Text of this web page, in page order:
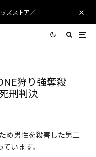
ズストア／
狩り強奪殺
刑判決
め男性を殺害した男二
います。